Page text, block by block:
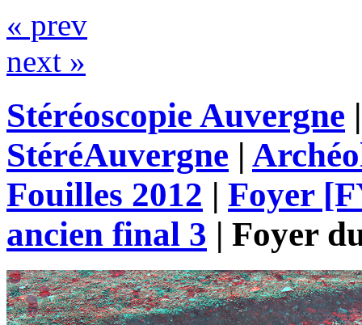
« prev
next »
Stéréoscopie Auvergne
StéréAuvergne |
Fouilles 2012 | Foyer
ancien final 3 | Foyer